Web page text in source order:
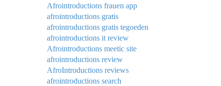
Afrointroductions frauen app
afrointroductions gratis
afrointroductions gratis tegoeden
afrointroductions it review
Afrointroductions meetic site
afrointroductions review
AfroIntroductions reviews
afrointroductions search